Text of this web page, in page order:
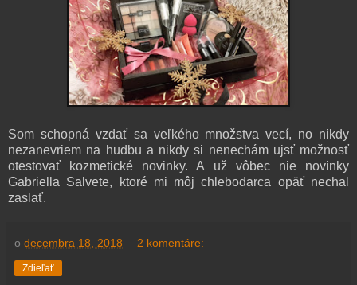
Som schopná vzdať sa veľkého množstva vecí, no nikdy
nezanevriem na hudbu a nikdy si nenechám ujsť možnosť
otestovať kozmetické novinky. A už vôbec nie novinky
Gabriella Salvete, ktoré mi môj chlebodarca opäť nechal
zaslať.
o decembra 18, 2018 2 komentáre:
Zdieľať